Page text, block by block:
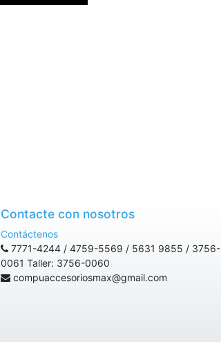
Contacte con nosotros
Contáctenos
7771-4244 / 4759-5569 / 5631 9855 / 3756-
0061 Taller: 3756-0060
compuaccesoriosmax@gmail.com